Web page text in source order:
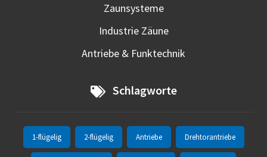
Zaunsysteme
Industrie Zäune
Antriebe & Funktechnik
Schlagworte
1-flügelig 2-flügelig Antriebe Drehtorantriebe